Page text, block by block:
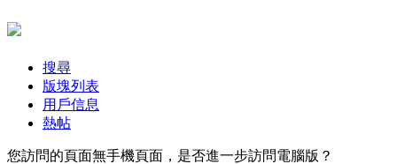
搜尋
版塊列表
用戶信息
熱帖
您訪問的頁面無手機頁面，是否進一步訪問電腦版？